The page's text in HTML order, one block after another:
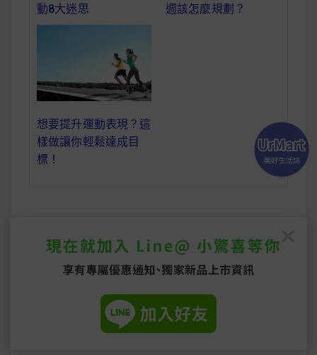
動8大迷思
週該怎麼規劃？
想要提升運動表現？這
樣做讓你輕鬆達成目
標！
InBody 是什麼？測
獨家！2024 最新
InBody 只在UrMart
實體店！哪裡 測量